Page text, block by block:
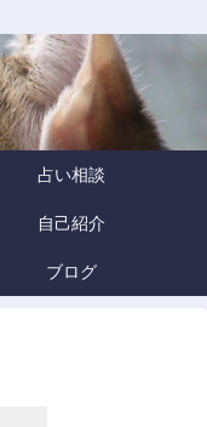
占い相談
自己紹介
ブログ